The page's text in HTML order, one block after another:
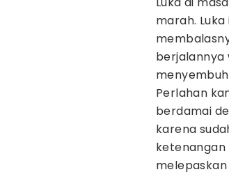
marah.
berjalannya
Perlahan
berdamai
karena
ketenangan